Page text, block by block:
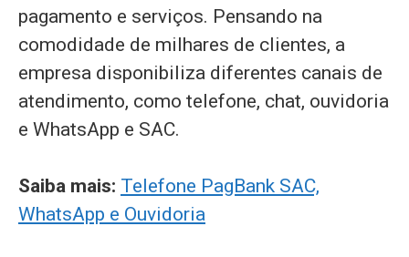
pagamento e serviços. Pensando na
comodidade de milhares de clientes, a
empresa disponibiliza diferentes canais de
atendimento, como telefone, chat, ouvidoria
e WhatsApp e SAC.
Saiba mais: Telefone PagBank SAC,
WhatsApp e Ouvidoria